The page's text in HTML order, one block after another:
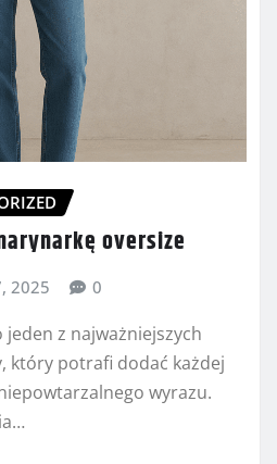
oversize
2025 0
z najważniejszych
który potrafi dodać każdej
wyrazu.